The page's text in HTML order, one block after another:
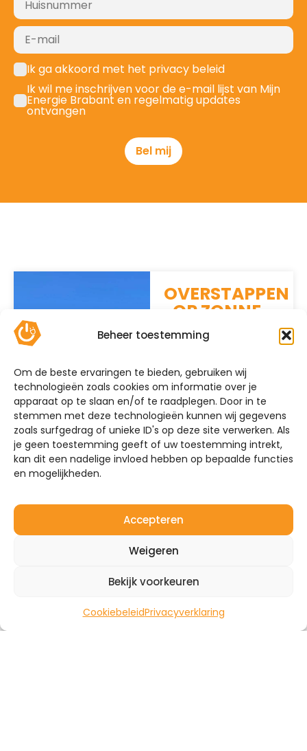
Beheer toestemming
Om de beste ervaringen te bieden, gebruiken wij
technologieën zoals cookies om informatie over je
apparaat op te slaan en/of te raadplegen. Door in te
stemmen met deze technologieën kunnen wij gegevens
zoals surfgedrag of unieke ID's op deze site verwerken. Als
je geen toestemming geeft of uw toestemming intrekt,
kan dit een nadelige invloed hebben op bepaalde functies
en mogelijkheden.
Accepteren
Weigeren
Bekijk voorkeuren
CookiebeleidPrivacyverklaring
Ik ga akkoord met het privacy beleid
Ik wil me inschrijven voor de e-mail lijst van Mijn
Energie Brabant en regelmatig updates
ontvangen
Bel mij
OVERSTAPPEN
OP ZONNE-
ENERGIE?
Mijn Energie Brabant
bieden volledige
installatieservice
voor nieuwe
zonnepanelen,
laadpalen en
thuisbatterijen. Neem
mogelijkheden.